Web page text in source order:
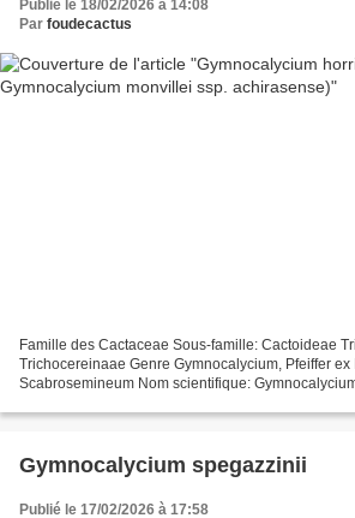
Publié le 18/02/2026 à 14:08
Par foudecactus
Famille des Cactaceae Sous-famille: Cactoideae
Trichocereinaae Genre Gymnocalycium, Pfeiffer
Scabrosemineum Nom scientifique:
Gymnocalycium spegazzinii
Publié le 17/02/2026 à 17:58